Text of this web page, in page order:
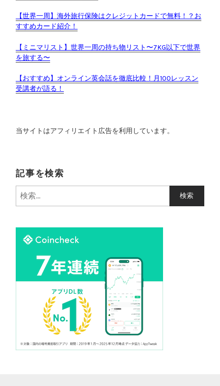
【世界一周】海外旅行保険はクレジットカードで無料！？お
すすめカード紹介！
【ミニマリスト】世界一周の持ち物リスト〜7KG以下で世界
を旅する〜
【おすすめ】オンライン英会話を徹底比較！月100レッスン
受講者が語る！
当サイトはアフィリエイト広告を利用しています。
記事を検索
検
索